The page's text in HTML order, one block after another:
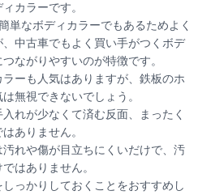
カラーです。
単なボディカラーでもあるためよく
中古車でもよく買い手がつくボデ
ながりやすいのが特徴です。
ーも人気はありますが、鉄板のホ
無視できないでしょう。
れが少なくて済む反面、まったく
ありません。
れや傷が目立ちにくいだけで、汚
はありません。
っかりしておくことをおすすめし